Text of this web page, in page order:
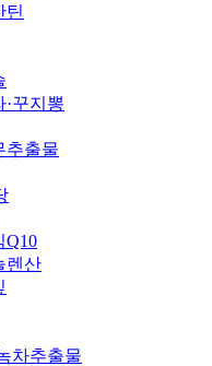
틴
·꾸지뽕
추출물
Q10
렌산
차추출물